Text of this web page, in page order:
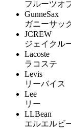
フルーツオ
GunneSax
ガニーサッ
JCREW
ジェイクル
Lacoste
ラコステ
Levis
リーバイス
Lee
リー
LLBean
エルエルビ